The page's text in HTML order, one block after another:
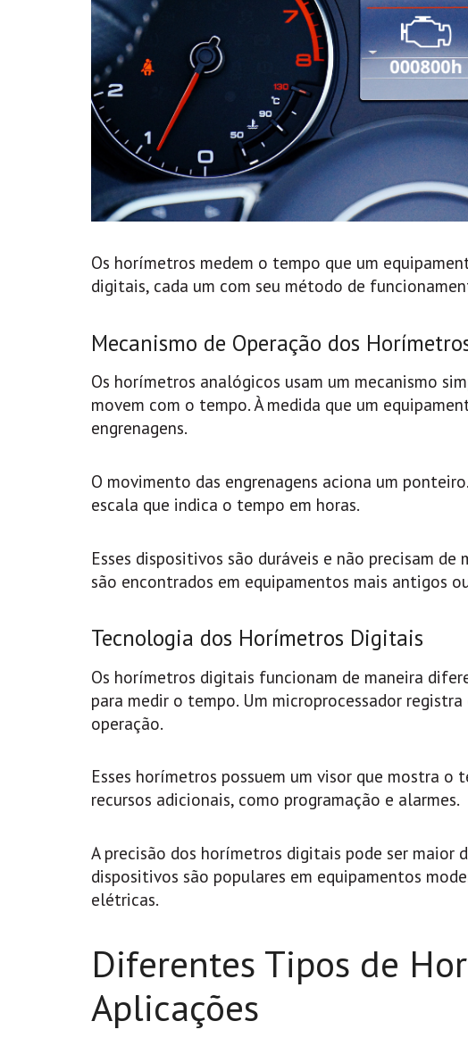
Os horímetros medem o tempo que um
digitais, cada um com seu método de
Mecanismo de Operação dos
Os horímetros analógicos usam um mecanismo
movem com o tempo. À medida que um
engrenagens.
O movimento das engrenagens aciona um
escala que indica o tempo em horas.
Esses dispositivos são duráveis e não precisam
são encontrados em equipamentos mais antigos
Tecnologia dos Horímetros Digitais
Os horímetros digitais funcionam de maneira
para medir o tempo. Um microprocessador
operação.
Esses horímetros possuem um visor que mostra
recursos adicionais, como programação e alarmes.
A precisão dos horímetros digitais pode ser maior
dispositivos são populares em equipamentos
elétricas.
Diferentes Tipos de
Aplicações